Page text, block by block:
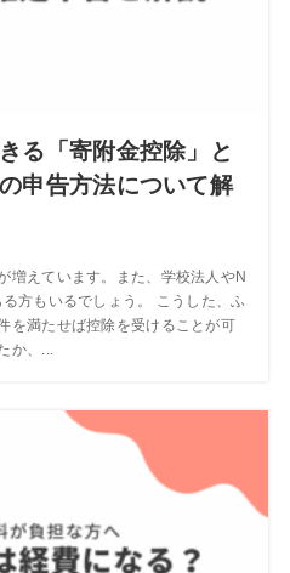
る「寄附金控除」と
申告方法について解
増えています。また、学校法人やN
方もいるでしょう。 こうした、ふ
を満たせば控除を受けることが可
か、...